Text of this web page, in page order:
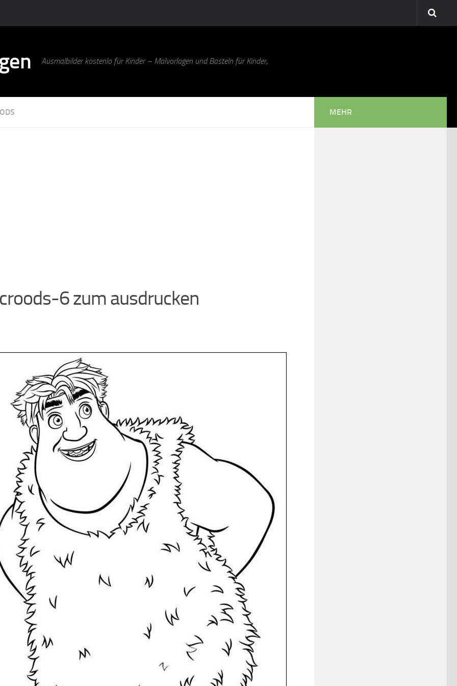
Ausmalbilder kostenlo für Kinder – Malvorlagen und Basteln für Kinder,
6 zum ausdrucken
MEHR